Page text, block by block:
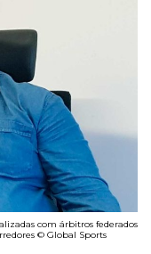
com árbitros federados
© Global Sports